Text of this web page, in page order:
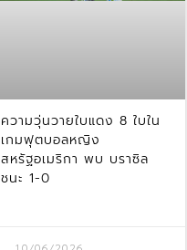
ความวุ่นวายใบแดง 8 ใบใน
เกมฟุตบอลหญิง
สหรัฐอเมริกา พบ บราซิล
ชนะ 1-0
10/06/2026